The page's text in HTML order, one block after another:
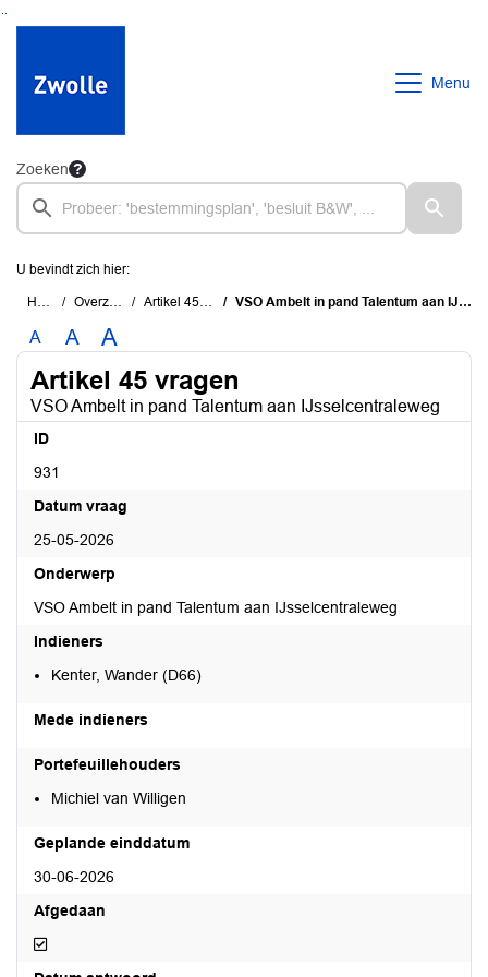
Ga naar de inhoud van deze pagina
Ga naar het zoeken
Ga naar het menu
Menu
Zoeken
U bevindt zich hier:
Home Overzichten Artikel 45 vragen VSO Ambelt in pand Talentum aan IJsselcentraleweg
A A A
Artikel 45 vragen
VSO Ambelt in pand Talentum aan IJsselcentraleweg
ID
931
Datum vraag
25-05-2026
Onderwerp
VSO Ambelt in pand Talentum aan IJsselcentraleweg
Indieners
Kenter, Wander (D66)
Mede indieners
Portefeuillehouders
Michiel van Willigen
Geplande einddatum
30-06-2026
Afgedaan
Afgedaan